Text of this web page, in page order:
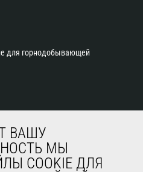
для горнодобывающей
обслуживание
ВАШУ
МЫ
COOKIE ДЛЯ